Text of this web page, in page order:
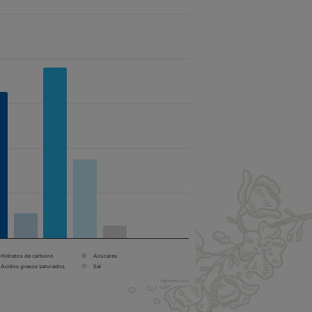
Hidratos de carbono
Azúcares
Ácidos grasos saturados Sal
Highcharts.com